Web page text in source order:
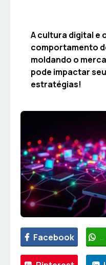
A cultura digital e
comportamento
moldando o
pode impactar
estratégias!
Facebook